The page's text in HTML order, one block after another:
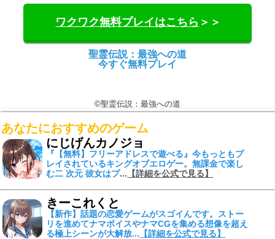
ワクワク無料プレイはこちら ＞＞
聖霊伝説：最強への道
今すぐ無料プレイ
©聖霊伝説：最強への道
あなたにおすすめのゲーム
にじげんカノジョ
『 【無料】フリーアドレスで遊べる』今もっともプ
レイされているキングオブエロゲー。無課金で楽し
む二 次元 彼女はプ... 【詳細を公式で見る】
きーこれくと
【新作】話題の恋愛ゲームがスゴイんです。ストー
リを進めてナマボイスやナマCGを集める想像を超え
る極上シーンが大解放... 【詳細を公式で見る】